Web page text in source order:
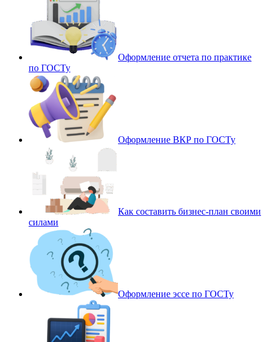
Оформление отчета по практике
по ГОСТу
Оформление ВКР по ГОСТу
Как составить бизнес-план своими
силами
Оформление эссе по ГОСТу